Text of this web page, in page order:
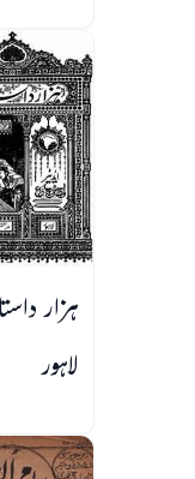
ہزار
لاہور